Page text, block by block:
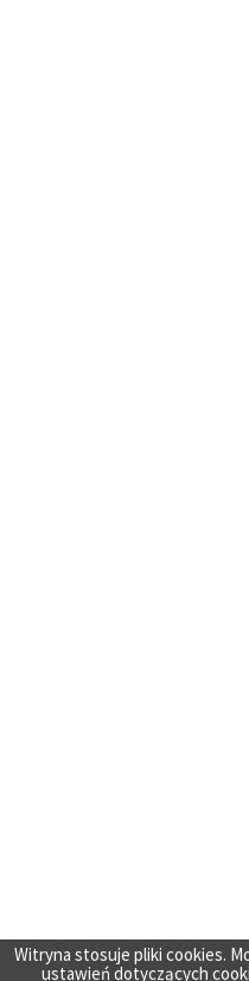
Witryna stosuje pliki cookies.
ustawień dotyczących